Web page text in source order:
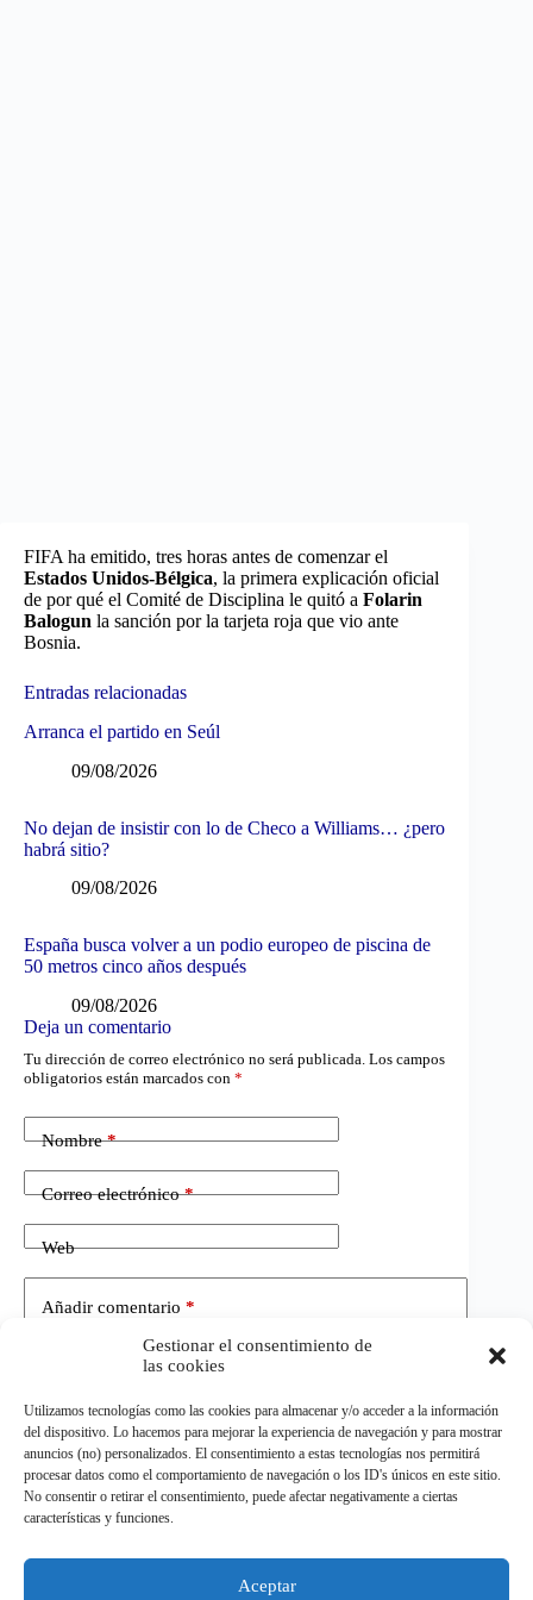
Gestionar el consentimiento de
las cookies
Utilizamos tecnologías como las cookies para almacenar y/o acceder a la información
del dispositivo. Lo hacemos para mejorar la experiencia de navegación y para mostrar
anuncios (no) personalizados. El consentimiento a estas tecnologías nos permitirá
procesar datos como el comportamiento de navegación o los ID's únicos en este sitio.
No consentir o retirar el consentimiento, puede afectar negativamente a ciertas
características y funciones.
Aceptar
FIFA ha emitido, tres horas antes de comenzar el
Estados Unidos-Bélgica, la primera explicación oficial
de por qué el Comité de Disciplina le quitó a Folarin
Balogun la sanción por la tarjeta roja que vio ante
Bosnia.
Entradas relacionadas
Arranca el partido en Seúl
09/08/2026
No dejan de insistir con lo de Checo a Williams… ¿pero
habrá sitio?
09/08/2026
España busca volver a un podio europeo de piscina de
50 metros cinco años después
09/08/2026
Deja un comentario
Tu dirección de correo electrónico no será publicada. Los campos
obligatorios están marcados con *
Nombre*
Correo electrónico*
Web
Añadir comentario *
Publicar el comentario